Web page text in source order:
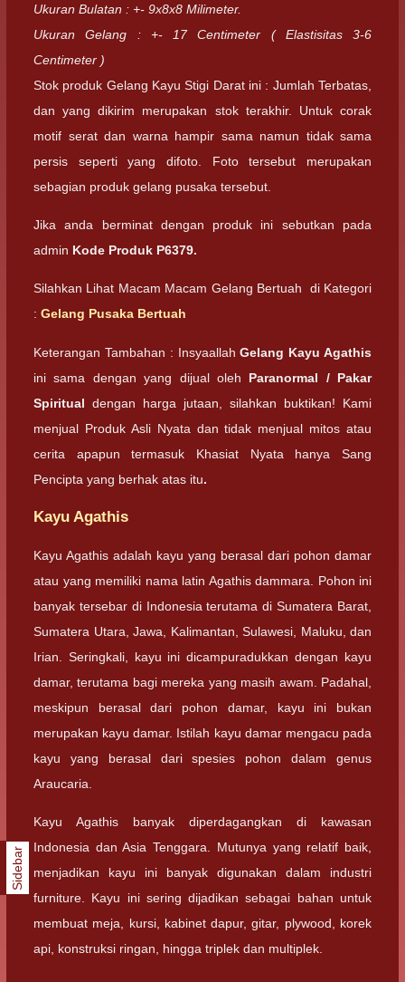
Ukuran Bulatan : +- 9x8x8 Milimeter.
Ukuran Gelang : +- 17 Centimeter ( Elastisitas 3-6
Centimeter )
Stok produk Gelang Kayu Stigi Darat ini : Jumlah Terbatas,
dan yang dikirim merupakan stok terakhir. Untuk corak
motif serat dan warna hampir sama namun tidak sama
persis seperti yang difoto. Foto tersebut merupakan
sebagian produk gelang pusaka tersebut.
Jika anda berminat dengan produk ini sebutkan pada
admin Kode Produk P6379.
Silahkan Lihat Macam Macam Gelang Bertuah di Kategori
: Gelang Pusaka Bertuah
Keterangan Tambahan : InsyaallahGelang Kayu Agathis
ini sama dengan yang dijual oleh Paranormal / Pakar
Spiritual dengan harga jutaan, silahkan buktikan! Kami
menjual Produk Asli Nyata dan tidak menjual mitos atau
cerita apapun termasuk Khasiat Nyata hanya Sang
Pencipta yang berhak atas itu.
Kayu Agathis
Kayu Agathis adalah kayu yang berasal dari pohon damar
atau yang memiliki nama latin Agathis dammara. Pohon ini
banyak tersebar di Indonesia terutama di Sumatera Barat,
Sumatera Utara, Jawa, Kalimantan, Sulawesi, Maluku, dan
Irian. Seringkali, kayu ini dicampuradukkan dengan kayu
damar, terutama bagi mereka yang masih awam. Padahal,
meskipun berasal dari pohon damar, kayu ini bukan
merupakan kayu damar. Istilah kayu damar mengacu pada
kayu yang berasal dari spesies pohon dalam genus
Araucaria.
Kayu Agathis banyak diperdagangkan di kawasan
Indonesia dan Asia Tenggara. Mutunya yang relatif baik,
menjadikan kayu ini banyak digunakan dalam industri
furniture. Kayu ini sering dijadikan sebagai bahan untuk
membuat meja, kursi, kabinet dapur, gitar, plywood, korek
api, konstruksi ringan, hingga triplek dan multiplek.
Sidebar